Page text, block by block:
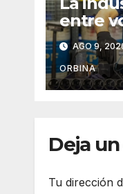
entre
la dura
AGO 9,
ORBINA
Deja
Tu dirección